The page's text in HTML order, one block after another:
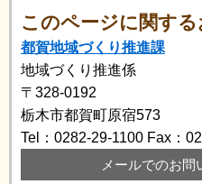
このページに関す
都賀地域づくり推進課
地域づくり推進係
〒328-0192
栃木市都賀町原宿573
Tel：0282-29-1100 Fax：
メールでのお問